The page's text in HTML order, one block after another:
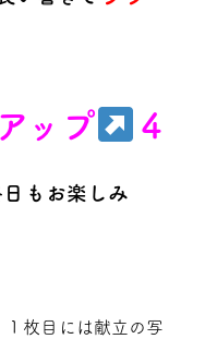
ップ
４
もお楽しみ
枚目には献立の写